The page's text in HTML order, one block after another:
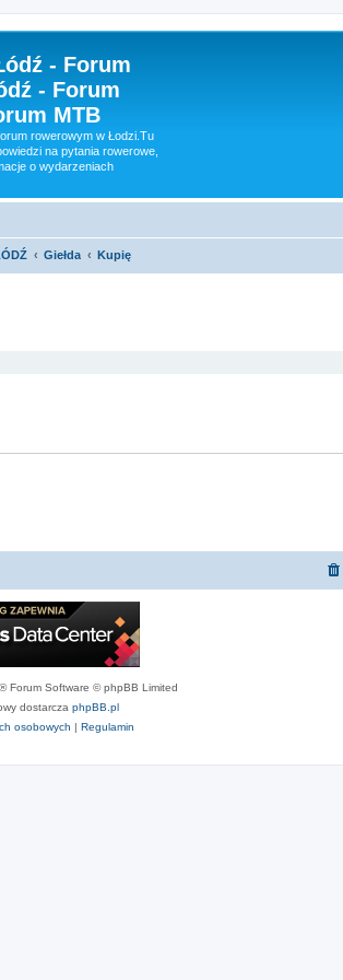
- Forum
- Forum
MTB
rowerowym w Łodzi.Tu
na pytania rowerowe,
o wydarzeniach
Giełda Kupię
® Forum Software © phpBB Limited
dostarcza phpBB.pl
osobowych | Regulamin